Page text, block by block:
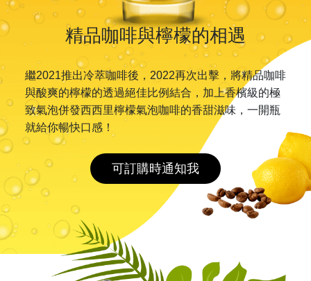
精品咖啡與檸檬的相遇
繼2021推出冷萃咖啡後，2022再次出擊，將精品咖啡
與酸爽的檸檬的透過絕佳比例結合，加上香檳級的極
致氣泡併發西西里檸檬氣泡咖啡的香甜滋味，一開瓶
就給你暢快口感！
可訂購時通知我